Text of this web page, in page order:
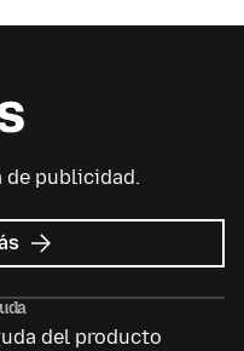
de publicidad.
sobre
Mozilla
del producto